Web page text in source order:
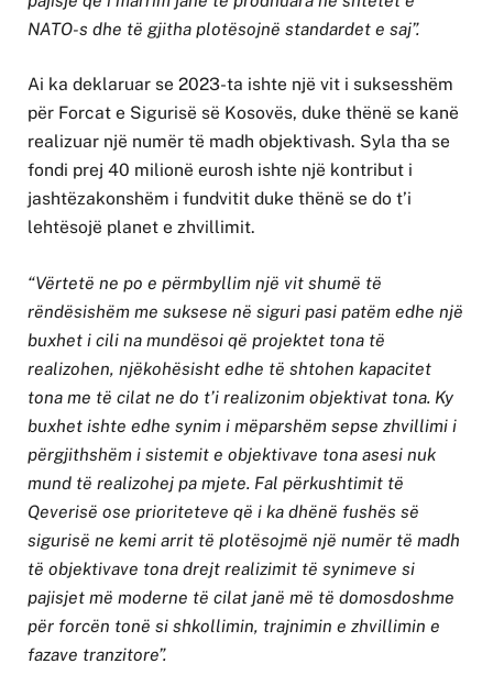
NATO-s dhe të gjitha plotësojnë standardet e saj”.
Ai ka deklaruar se 2023-ta ishte një vit i suksesshëm
për Forcat e Sigurisë së Kosovës, duke thënë se kanë
realizuar një numër të madh objektivash. Syla tha se
fondi prej 40 milionë eurosh ishte një kontribut i
jashtëzakonshëm i fundvitit duke thënë se do t’i
lehtësojë planet e zhvillimit.
“Vërtetë ne po e përmbyllim një vit shumë të
rëndësishëm me suksese në siguri pasi patëm edhe një
buxhet i cili na mundësoi që projektet tona të
realizohen, njëkohësisht edhe të shtohen kapacitet
tona me të cilat ne do t’i realizonim objektivat tona. Ky
buxhet ishte edhe synim i mëparshëm sepse zhvillimi i
përgjithshëm i sistemit e objektivave tona asesi nuk
mund të realizohej pa mjete. Fal përkushtimit të
Qeverisë ose prioriteteve që i ka dhënë fushës së
sigurisë ne kemi arrit të plotësojmë një numër të madh
të objektivave tona drejt realizimit të synimeve si
pajisjet më moderne të cilat janë më të domosdoshme
për forcën tonë si shkollimin, trajnimin e zhvillimin e
fazave tranzitore”.